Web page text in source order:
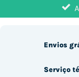
Envios
Serviço